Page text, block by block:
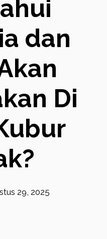
dan
Di
29, 2025